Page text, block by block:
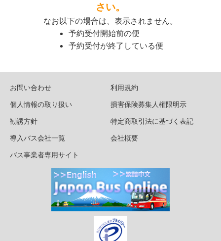
さい。
なお以下の場合は、表示されません。
予約受付開始前の便
予約受付が終了している便
お問い合わせ
利用規約
個人情報の取り扱い
損害保険募集人権限明示
勧誘方針
特定商取引法に基づく表記
導入バス会社一覧
会社概要
バス事業者専用サイト